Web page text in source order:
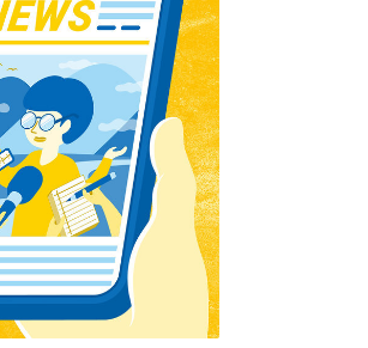
草根運動，處理人類文